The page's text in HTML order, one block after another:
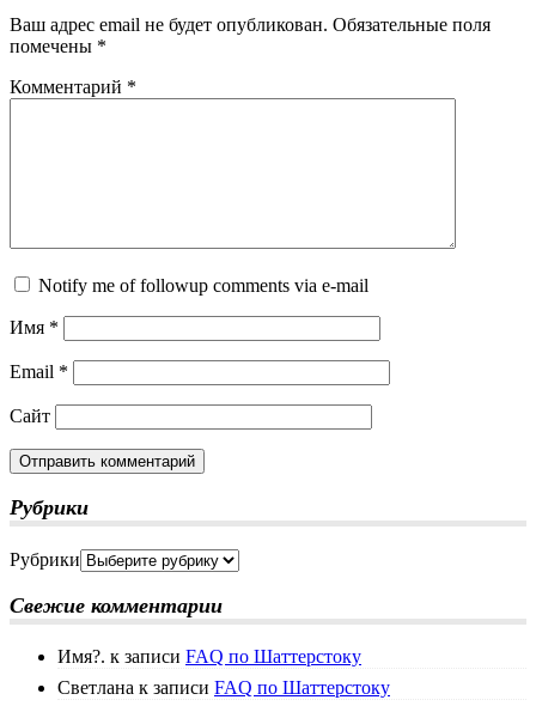
Ваш адрес email не будет опубликован. Обязательные поля
помечены *
Комментарий *
Notify me of followup comments via e-mail
Имя *
Email *
Сайт
Рубрики
Рубрики
Свежие комментарии
Имя?. к записи FAQ по Шаттерстоку
Светлана к записи FAQ по Шаттерстоку